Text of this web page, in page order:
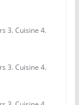
3. Cuisine 4.
3. Cuisine 4.